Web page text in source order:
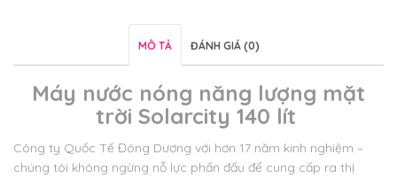
MÔ TẢ ĐÁNH GIÁ (0)
Máy nước nóng năng lượng mặt
trời Solarcity 140 lít
Công ty Quốc Tế Đông Dương với hơn 17 năm kinh nghiệm –
chúng tôi không ngừng nỗ lực phấn đấu để cung cấp ra thị